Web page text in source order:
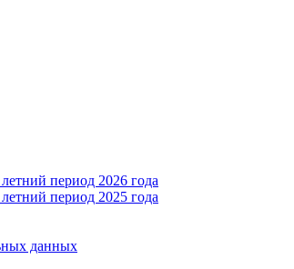
период 2026 года
период 2025 года
данных